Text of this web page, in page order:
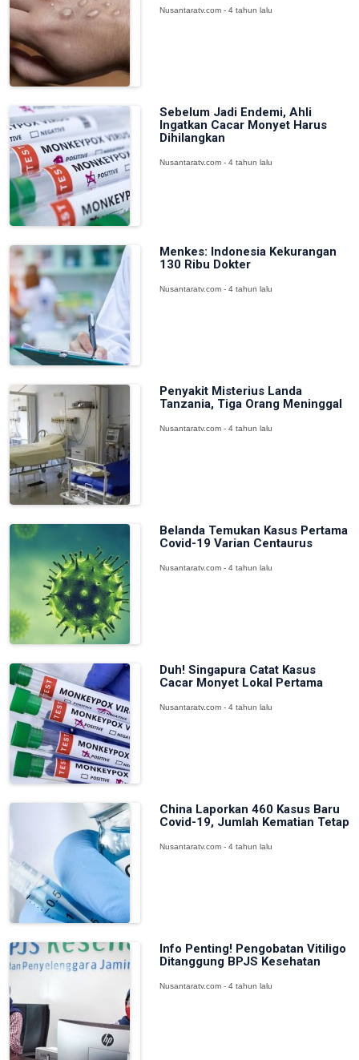
Nusantaratv.com - 4 tahun lalu
Sebelum Jadi Endemi, Ahli
Ingatkan Cacar Monyet Harus
Dihilangkan
Nusantaratv.com - 4 tahun lalu
Menkes: Indonesia Kekurangan
130 Ribu Dokter
Nusantaratv.com - 4 tahun lalu
Penyakit Misterius Landa
Tanzania, Tiga Orang Meninggal
Nusantaratv.com - 4 tahun lalu
Belanda Temukan Kasus Pertama
Covid-19 Varian Centaurus
Nusantaratv.com - 4 tahun lalu
Duh! Singapura Catat Kasus
Cacar Monyet Lokal Pertama
Nusantaratv.com - 4 tahun lalu
China Laporkan 460 Kasus Baru
Covid-19, Jumlah Kematian Tetap
Nusantaratv.com - 4 tahun lalu
Info Penting! Pengobatan Vitiligo
Ditanggung BPJS Kesehatan
Nusantaratv.com - 4 tahun lalu